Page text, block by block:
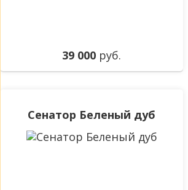
39 000 руб.
Сенатор Беленый дуб